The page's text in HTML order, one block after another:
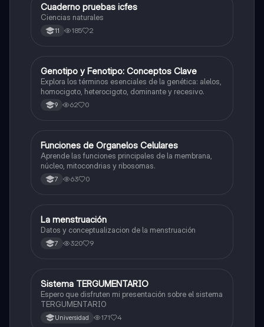
Biologia
Cuaderno pruebas icfes
Ciencias naturales
11 185 2
GBiologia
Genotipo y Fenotipo: Conceptos Clave
Explora los términos esenciales de la genética: alelos,
homocigoto, heterocigoto, dominante y recesivo.
9 62 0
FBiologia
Funciones de Organelos Celulares
Aprende las funciones principales de la membrana,
núcleo, mitocondrias y ribosomas.
7 63 0
Biologia
La menstruación
Datos y conceptualizacion de la menstruación
7 320 9
Biologia
Sistema TERGUMENTARIO
Espero que disfruten mi presentación sobre el sistema
TERGUMENTARIO
Universidad 171 4